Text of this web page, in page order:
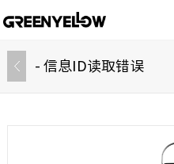
- 信息ID读取错误